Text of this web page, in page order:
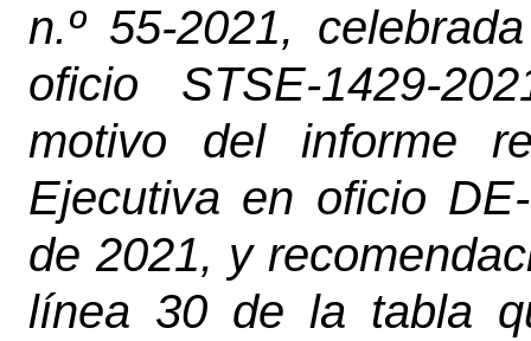
n.º 55-2021,
oficio STSE-1429-
motivo del informe
Ejecutiva en oficio
de 2021, y
línea 30 de la tabla